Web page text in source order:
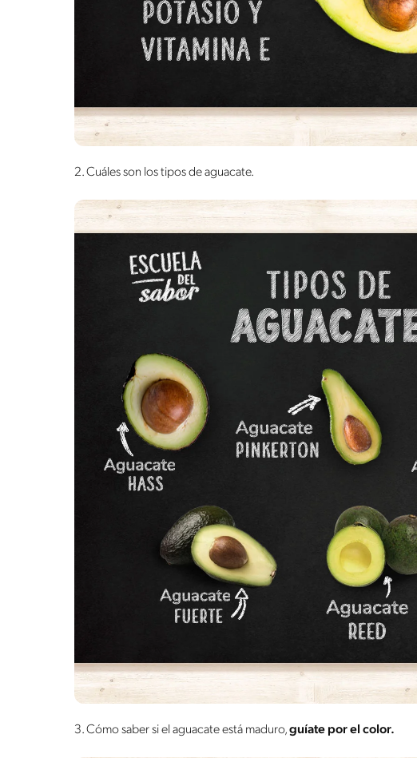
2. Cuáles son los tipos de aguacate.
3. Cómo saber si el aguacate está maduro,guíate por el color.